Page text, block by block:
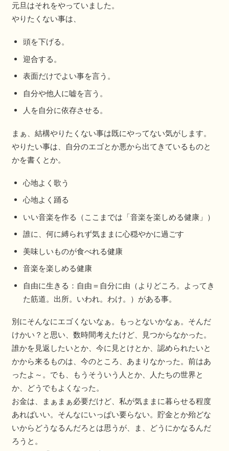
元旦はそれをやっていました。
やりたくない事は、
頭を下げる。
迎合する。
表面だけでよい事を言う。
自分や他人に嘘を言う。
人を自分に依存させる。
まぁ、結構やりたくない事は既にやってない気がします。
やりたい事は、自分のエゴとか悪から出てきているものと
かを書くとか。
心地よく歌う
心地よく踊る
いい音楽を作る（ここまでは「音楽を楽しめる健康」）
誰に、何に縛られず気ままに心穏やかに過ごす
美味しいものが食べれる健康
音楽を楽しめる健康
自由に生きる：自由＝自分に由（よりどころ。よってき
た筋道。出所。いわれ。わけ。）がある事。
別にそんなにエゴくないなぁ。もっとないかなぁ。そんだ
けかい？と思い、数時間考えたけど、見つからなかった。
誰かを見返したいとか、今に見とけとか、認められたいと
かから来るものは、今のところ、あまりなかった。前はあ
ったよ～。でも、もうそういう人とか、人たちの世界と
か、どうでもよくなった。
お金は、まぁまぁ必要だけど、私が気ままに暮らせる程度
あればいい。そんなにいっぱい要らない。貯金とか殆どな
いからどうなるんだろとは思うが、ま、どうにかなるんだ
ろうと。